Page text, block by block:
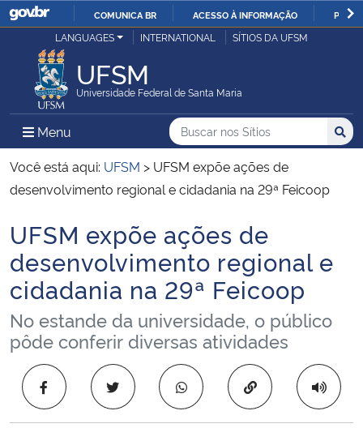
IR
COMUNICA BR ACESSO À INFORMAÇÃO
Ministério da Justiça e Segurança Pública
Ministério da Defesa
Ministério das Relações Exteriores
Ministério da Infraestrutura
Ministério da Agricultura, Pecuária e Abastecimento
Ministério da Educação
Ministério da Cidadania
Ministério da Saúde
LANGUAGES INTERNATIONAL SÍTIOS DA UFSM
UFSM
Universidade Federal de Santa Maria
Menu Menu Principal do Sítio
Busca
Buscar no nos Sítios
Busca:
Você está aqui: UFSM > UFSM expõe ações de
desenvolvimento regional e cidadania na 29ª Feicoop
Início do conteúdo
UFSM expõe ações de
desenvolvimento regional e
cidadania na 29ª Feicoop
No estande da universidade, o público
pôde conferir diversas atividades
Copiar para área